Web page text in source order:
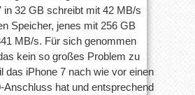
in 32 GB schreibt mit 42 MB/s
Speicher, jenes mit 256 GB
MB/s. Für sich genommen
kein so großes Problem zu
das iPhone 7 nach wie vor einen
Anschluss hat und entsprechend